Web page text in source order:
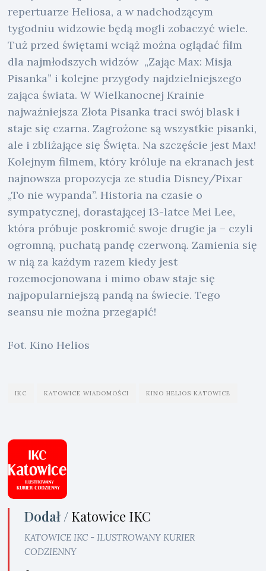
repertuarze Heliosa, a w nadchodzącym
tygodniu widzowie będą mogli zobaczyć wiele.
Tuż przed świętami wciąż można oglądać film
dla najmłodszych widzów „Zając Max: Misja
Pisanka” i kolejne przygody najdzielniejszego
zająca świata. W Wielkanocnej Krainie
najważniejsza Złota Pisanka traci swój blask i
staje się czarna. Zagrożone są wszystkie pisanki,
ale i zbliżające się Święta. Na szczęście jest Max!
Kolejnym filmem, który króluje na ekranach jest
najnowsza propozycja ze studia Disney/Pixar
„To nie wypanda”. Historia na czasie o
sympatycznej, dorastającej 13-latce Mei Lee,
która próbuje poskromić swoje drugie ja – czyli
ogromną, puchatą pandę czerwoną. Zamienia się
w nią za każdym razem kiedy jest
rozemocjonowana i mimo obaw staje się
najpopularniejszą pandą na świecie. Tego
seansu nie można przegapić!
Fot. Kino Helios
IKC KATOWICE WIADOMOŚCI KINO HELIOS KATOWICE
Dodał / Katowice IKC
KATOWICE IKC - ILUSTROWANY KURIER
CODZIENNY